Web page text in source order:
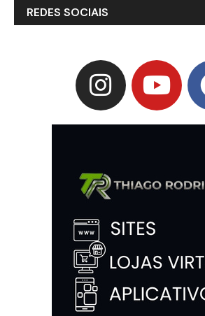
REDES SOCIAIS